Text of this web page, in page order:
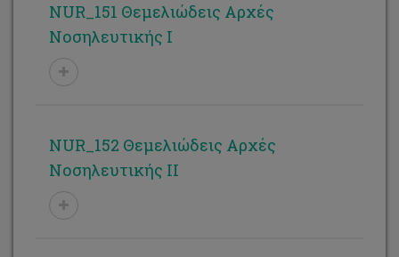
NUR_151 Θεμελιώδεις Αρχές
Νοσηλευτικής Ι
NUR_152 Θεμελιώδεις Αρχές
Νοσηλευτικής ΙΙ